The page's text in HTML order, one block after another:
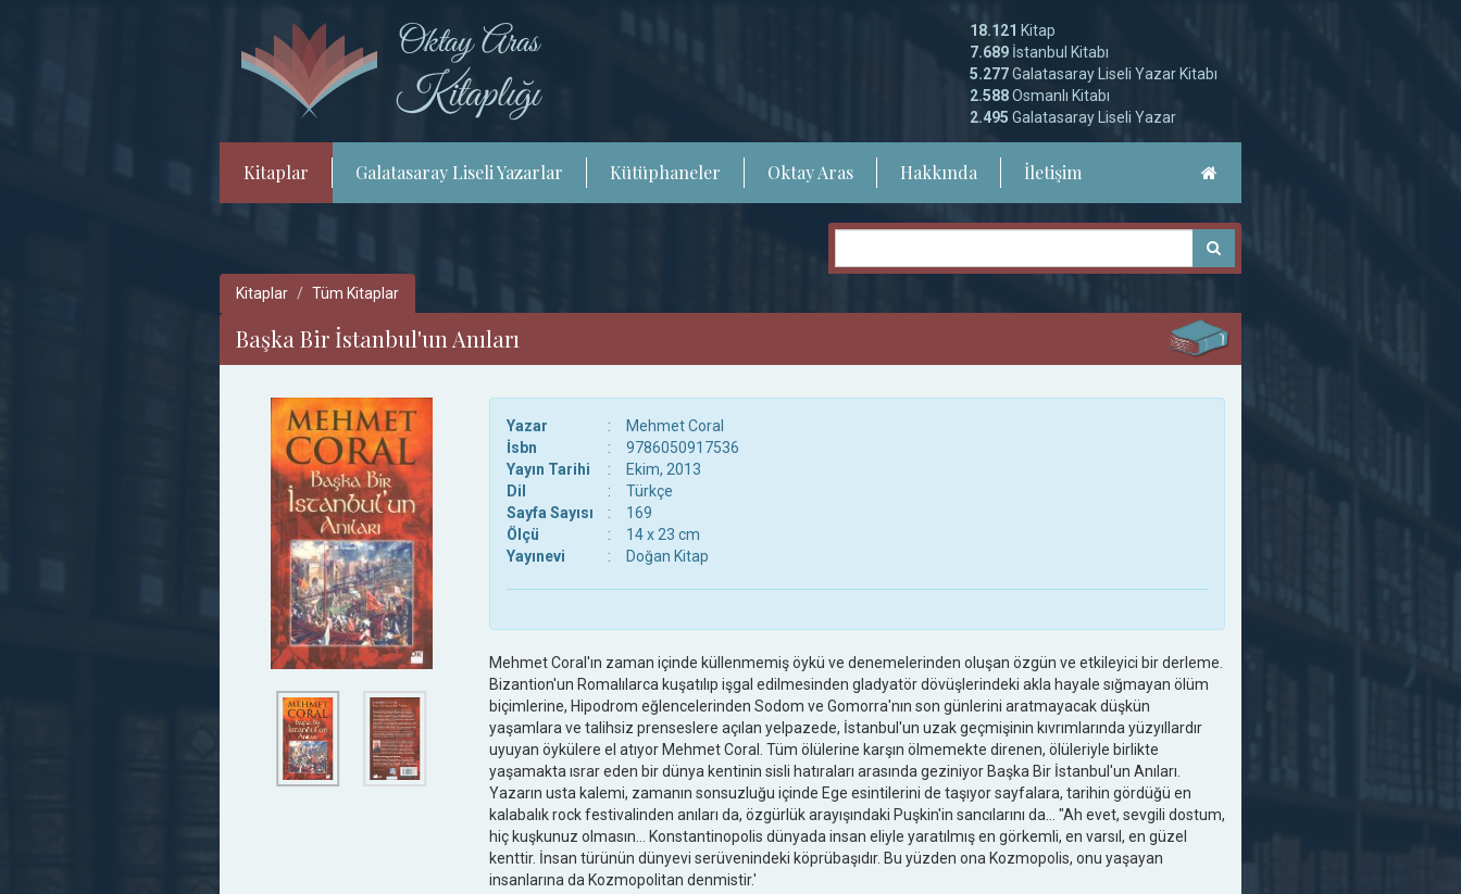
18.121 Kitap
7.689 İstanbul Kitabı
5.277Galatasaray Liseli Yazar Kitabı
2.588Osmanlı Kitabı
2.495 Galatasaray Liseli Yazar
Kitaplar Galatasaray Liseli Yazarlar Kütüphaneler Oktay Aras Hakkında İletişim
Kitaplar Tüm Kitaplar
Başka Bir İstanbul'un Anıları
Yazar :
Mehmet Coral
İsbn
:
9786050917536
Yayın Tarihi
:
Ekim, 2013
Dil
:
Türkçe
Sayfa Sayısı
:
169
Ölçü
:
14 x 23 cm
Yayınevi
: Doğan Kitap
Mehmet Coral'ın zaman içinde küllenmemiş öykü ve denemelerinden oluşan özgün ve etkileyici bir derleme.
Bizantion'un Romalılarca kuşatılıp işgal edilmesinden gladyatör dövüşlerindeki akla hayale sığmayan ölüm
biçimlerine, Hipodrom eğlencelerinden Sodom ve Gomorra'nın son günlerini aratmayacak düşkün
yaşamlara ve talihsiz prenseslere açılan yelpazede, İstanbul'un uzak geçmişinin kıvrımlarında yüzyıllardır
uyuyan öykülere el atıyor Mehmet Coral. Tüm ölülerine karşın ölmemekte direnen, ölüleriyle birlikte
yaşamakta ısrar eden bir dünya kentinin sisli hatıraları arasında geziniyor Başka Bir İstanbul'un Anıları.
Yazarın usta kalemi, zamanın sonsuzluğu içinde Ege esintilerini de taşıyor sayfalara, tarihin gördüğü en
kalabalık rock festivalinden anıları da, özgürlük arayışındaki Puşkin'in sancılarını da… "Ah evet, sevgili dostum,
hiç kuşkunuz olmasın… Konstantinopolis dünyada insan eliyle yaratılmış en görkemli, en varsıl, en güzel
kenttir. İnsan türünün dünyevi serüvenindeki köprübaşıdır. Bu yüzden ona Kozmopolis, onu yaşayan
insanlarına da Kozmopolitan denmistir.'